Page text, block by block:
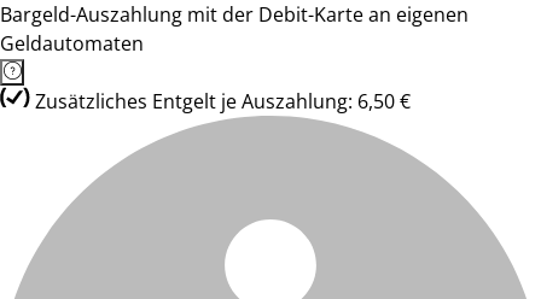
Bargeld-Auszahlung mit der Debit-Karte an eigenen
Geldautomaten
Zusätzliches Entgelt je Auszahlung: 6,50 €